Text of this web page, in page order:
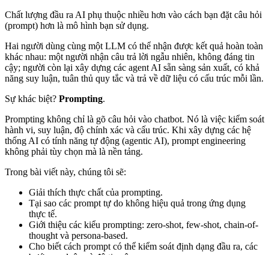
Chất lượng đầu ra AI phụ thuộc nhiều hơn vào cách bạn đặt câu hỏi
(prompt) hơn là mô hình bạn sử dụng.
Hai người dùng cùng một LLM có thể nhận được kết quả hoàn toàn
khác nhau: một người nhận câu trả lời ngẫu nhiên, không đáng tin
cậy; người còn lại xây dựng các agent AI sẵn sàng sản xuất, có khả
năng suy luận, tuân thủ quy tắc và trả về dữ liệu có cấu trúc mỗi lần.
Sự khác biệt? Prompting.
Prompting không chỉ là gõ câu hỏi vào chatbot. Nó là việc kiểm soát
hành vi, suy luận, độ chính xác và cấu trúc. Khi xây dựng các hệ
thống AI có tính năng tự động (agentic AI), prompt engineering
không phải tùy chọn mà là nền tảng.
Trong bài viết này, chúng tôi sẽ:
Giải thích thực chất của prompting.
Tại sao các prompt tự do không hiệu quả trong ứng dụng
thực tế.
Giới thiệu các kiểu prompting: zero-shot, few-shot, chain-of-
thought và persona-based.
Cho biết cách prompt có thể kiểm soát định dạng đầu ra, các